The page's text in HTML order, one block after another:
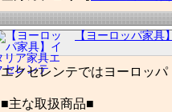
【ヨーロッパ家具
エクセレンテではヨーロッパ
■主な取扱商品■